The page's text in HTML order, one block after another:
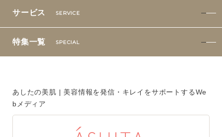
よくあるお問い合せ
ギフトラッピングサービス
サービス SERVICE
特集一覧 SPECIAL
あしたの美肌 | 美容情報を発信・キレイをサポートするWe
bメディア